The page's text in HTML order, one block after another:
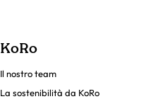
KoRo
Il nostro team
La sostenibilità da KoRo